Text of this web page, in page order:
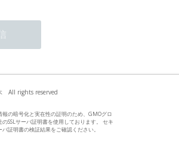
All rights reserved
報の暗号化と実在性の証明のため、GMOグロ
SSLサーバ証明書を使用しております。 セキ
証明書の検証結果をご確認ください。